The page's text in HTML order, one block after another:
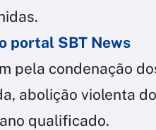
portal SBT News
pela condenação
abolição violenta
qualificado.